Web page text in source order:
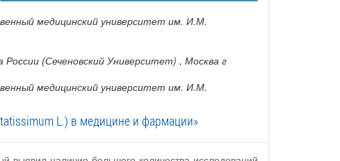
медицинский университет им. И.М.
(Сеченовский Университет) , Москва г
медицинский университет им. И.М.
L.) в медицине и фармации»